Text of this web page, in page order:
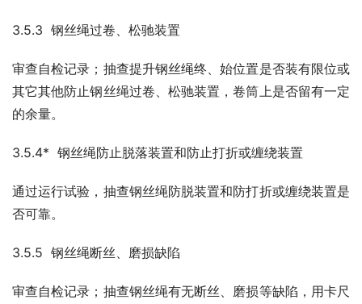
3.5.3  钢丝绳过卷、松驰装置
审查自检记录；抽查提升钢丝绳终、始位置是否装有限位或
其它其他防止钢丝绳过卷、松驰装置，卷筒上是否留有一定
的余量。
3.5.4*  钢丝绳防止脱落装置和防止打折或缠绕装置
通过运行试验，抽查钢丝绳防脱装置和防打折或缠绕装置是
否可靠。
3.5.5  钢丝绳断丝、磨损缺陷
审查自检记录；抽查钢丝绳有无断丝、磨损等缺陷，用卡尺